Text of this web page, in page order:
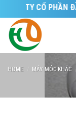
to
content
TY CỔ PHẦN ĐẦU
HOME MÁY MÓC KHÁC